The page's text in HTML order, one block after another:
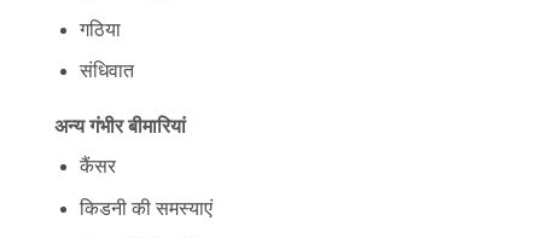
गठिया
संधिवात
अन्य गंभीर बीमारियां
कैंसर
किडनी की समस्याएं